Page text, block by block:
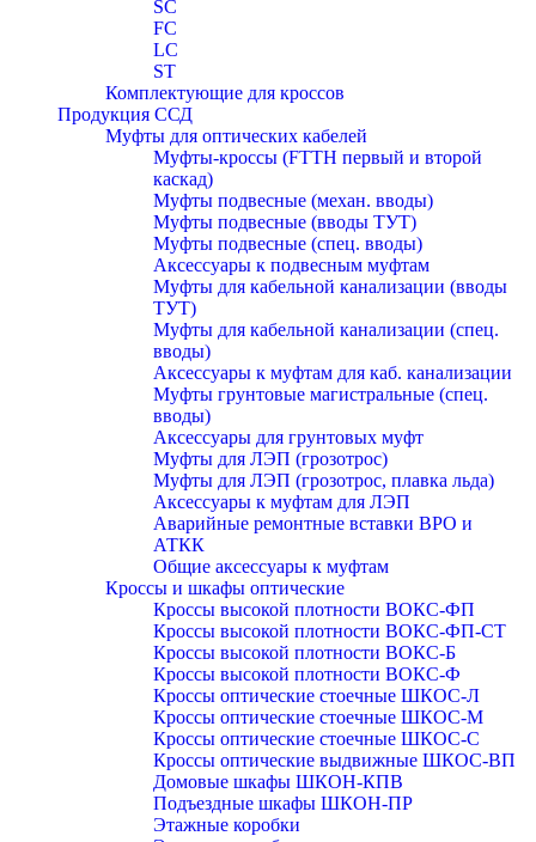
SC
FC
LC
ST
Комплектующие для кроссов
Продукция ССД
Муфты для оптических кабелей
Муфты-кроссы (FTTH первый и второй
каскад)
Муфты подвесные (механ. вводы)
Муфты подвесные (вводы ТУТ)
Муфты подвесные (спец. вводы)
Аксессуары к подвесным муфтам
Муфты для кабельной канализации (вводы
ТУТ)
Муфты для кабельной канализации (спец.
вводы)
Аксессуары к муфтам для каб. канализации
Муфты грунтовые магистральные (спец.
вводы)
Аксессуары для грунтовых муфт
Муфты для ЛЭП (грозотрос)
Муфты для ЛЭП (грозотрос, плавка льда)
Аксессуары к муфтам для ЛЭП
Аварийные ремонтные вставки ВРО и
АТКК
Общие аксессуары к муфтам
Кроссы и шкафы оптические
Кроссы высокой плотности ВОКС-ФП
Кроссы высокой плотности ВОКС-ФП-СТ
Кроссы высокой плотности ВОКС-Б
Кроссы высокой плотности ВОКС-Ф
Кроссы оптические стоечные ШКОС-Л
Кроссы оптические стоечные ШКОС-М
Кроссы оптические стоечные ШКОС-С
Кроссы оптические выдвижные ШКОС-ВП
Домовые шкафы ШКОН-КПВ
Подъездные шкафы ШКОН-ПР
Этажные коробки